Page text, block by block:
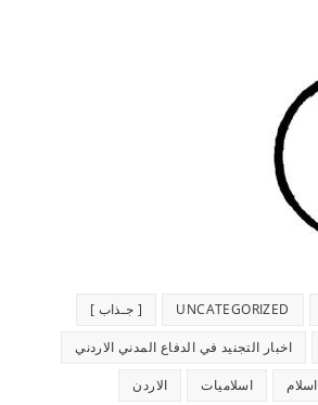
UNCATEGORIZED [ جـذاب ]
اخبار التجنيد في الدفاع المدني الاردني
اسلام اسلاميات الاردن